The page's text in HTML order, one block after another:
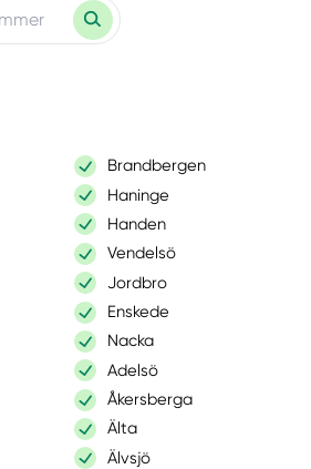
Brandbergen
Haninge
Handen
Vendelsö
Jordbro
Enskede
Nacka
Adelsö
Åkersberga
Älta
Älvsjö